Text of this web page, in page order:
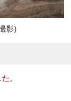
影)
。